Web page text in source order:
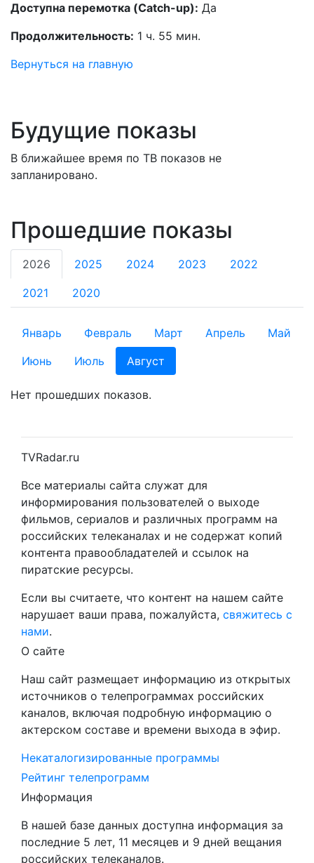
Доступна перемотка (Catch-up): Да
Продолжительность: 1 ч. 55 мин.
Вернуться на главную
Будущие показы
В ближайшее время по ТВ показов не
запланировано.
Прошедшие показы
2026 2025 2024 2023 2022
2021 2020
Январь Февраль Март Апрель
Май
Июнь
Июль Август
Нет прошедших показов.
TVRadar.ru
Все материалы сайта служат для
информирования пользователей о выходе
фильмов, сериалов и различных программ на
российских телеканалах и не содержат копий
контента правообладателей и ссылок на
пиратские ресурсы.
Если вы считаете, что контент на нашем сайте
нарушает ваши права, пожалуйста, свяжитесь с
нами.
О сайте
Наш сайт размещает информацию из открытых
источников о телепрограммах российских
каналов, включая подробную информацию о
актерском составе и времени выхода в эфир.
Некаталогизированные программы
Рейтинг телепрограмм
Информация
В нашей базе данных доступна информация за
последние 5 лет, 11 месяцев и 9 дней вещания
российских телеканалов.